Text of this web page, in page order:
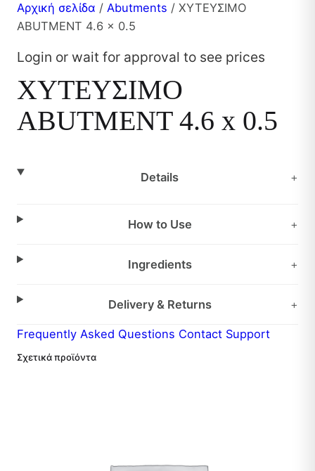
Αρχική σελίδα / Abutments / ΧΥΤΕΥΣΙΜΟ
ABUTMENT 4.6 x 0.5
Login or wait for approval to see prices
ΧΥΤΕΥΣΙΜΟ
ABUTMENT 4.6 x 0.5
Details +
How to Use +
Ingredients +
Delivery & Returns +
Frequently Asked Questions Contact Support
Σχετικά προϊόντα